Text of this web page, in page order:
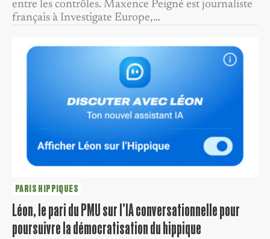
entre les contrôles. Maxence Peigné est journaliste
français à Investigate Europe,…
PARIS HIPPIQUES
Léon, le pari du PMU sur l’IA conversationnelle pour
poursuivre la démocratisation du hippique